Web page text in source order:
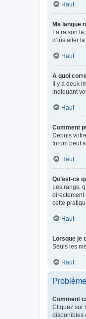
Haut
Ma langue
La raison la
d’installer
Haut
A quoi
Il y a deux
indiquant
Haut
Comment
Depuis
forum peut
Haut
Qu’est-ce
Les rangs,
directement
cette
Haut
Lorsque je
Seuls les
Haut
Comment
Cliquez sur
disponibles